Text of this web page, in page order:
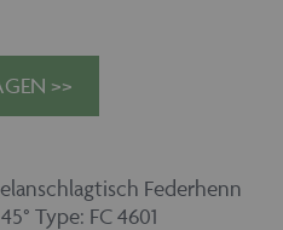
>>
Federhenn
Type: FC 4601